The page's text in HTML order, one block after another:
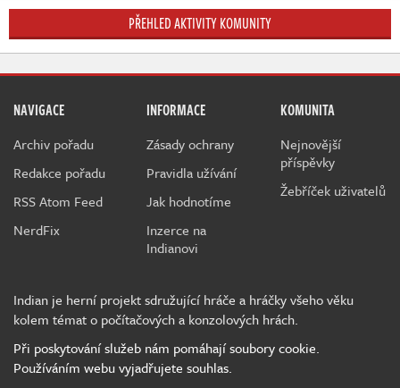
PŘEHLED AKTIVITY KOMUNITY
NAVIGACE
Archiv pořadu
Redakce pořadu
RSS Atom Feed
NerdFix
INFORMACE
Zásady ochrany
Pravidla užívání
Jak hodnotíme
Inzerce na
Indianovi
KOMUNITA
Nejnovější
příspěvky
Žebříček uživatelů
Indian je herní projekt sdružující hráče a hráčky všeho věku
kolem témat o počítačových a konzolových hrách.
Při poskytování služeb nám pomáhají soubory cookie.
Používáním webu vyjadřujete souhlas.